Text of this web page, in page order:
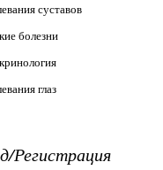
суставов
болезни
глаз
Регистрация